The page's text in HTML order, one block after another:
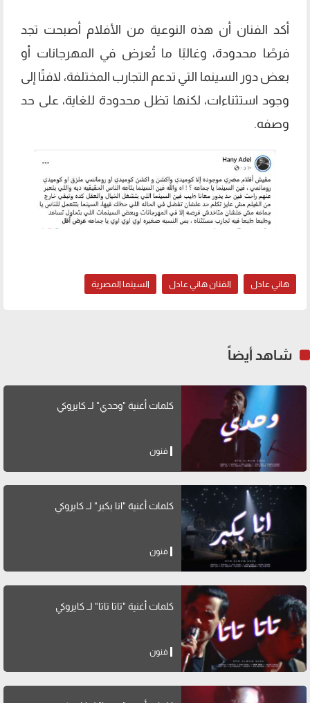
أكد الفنان أن هذه النوعية من الأفلام أصبحت تجد
فرصًا محدودة، وغالبًا ما تُعرض في المهرجانات أو
بعض دور السينما التي تدعم التجارب المختلفة، لافتًا إلى
وجود استثناءات، لكنها تظل محدودة للغاية، على حد
وصفه.
هاني عادل الفنان هاني عادل السينما المصرية
شاهد أيضاً
كلمات أغنية "وحدي" لــ كايروكي
فنون
كلمات أغنية "انا بكبر" لــ كايروكي
فنون
كلمات أغنية "تاتا تاتا" لــ كايروكي
فنون